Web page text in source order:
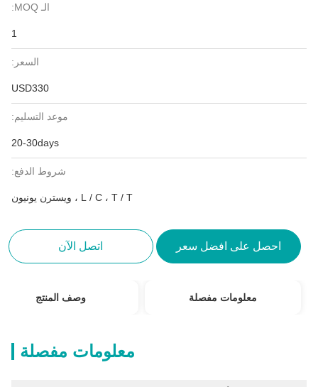
الـ MOQ:
السعر:
USD330
موعد التسليم:
20-30days
شروط الدفع:
L / C ، T / T ، ويسترن يونيون
احصل على افضل سعر اتصل الآن
معلومات مفصلة وصف المنتج
معلومات مفصلة